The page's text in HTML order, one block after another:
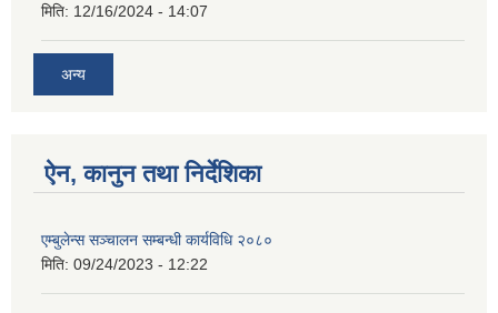
मिति: 12/16/2024 - 14:07
अन्य
ऐन, कानुन तथा निर्देशिका
एम्बुलेन्स सञ्चालन सम्बन्धी कार्यविधि २०८०
मिति: 09/24/2023 - 12:22